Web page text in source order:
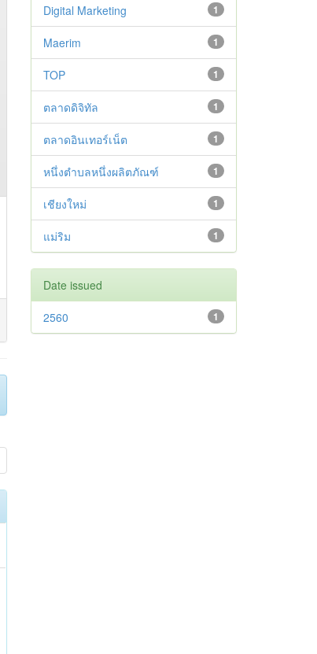
1
Digital Marketing
1
Maerim
1
TOP
1
ตลาดดิจิทัล
1
ตลาดอินเทอร์เน็ต
1
หนึ่งตำบลหนึ่งผลิตภัณฑ์
1
เชียงใหม่
1
แม่ริม
Date issued
1
2560